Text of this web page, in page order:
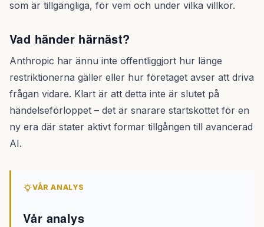
som är tillgängliga, för vem och under vilka villkor.
Vad händer härnäst?
Anthropic har ännu inte offentliggjort hur länge
restriktionerna gäller eller hur företaget avser att driva
frågan vidare. Klart är att detta inte är slutet på
händelseförloppet – det är snarare startskottet för en
ny era där stater aktivt formar tillgången till avancerad
AI.
VÅR ANALYS
Vår analys